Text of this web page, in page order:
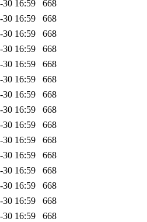
30 16:59
668
30 16:59
668
30 16:59
668
30 16:59
668
30 16:59
668
30 16:59
668
30 16:59
668
30 16:59
668
30 16:59
668
30 16:59
668
30 16:59
668
30 16:59
668
30 16:59
668
30 16:59
668
30 16:59
668